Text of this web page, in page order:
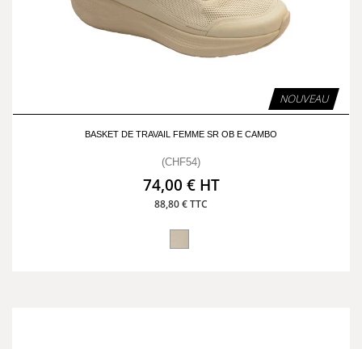
NOUVEAU
BASKET DE TRAVAIL FEMME SR OB E CAMBO
(CHF54)
74,00 € HT
88,80 € TTC